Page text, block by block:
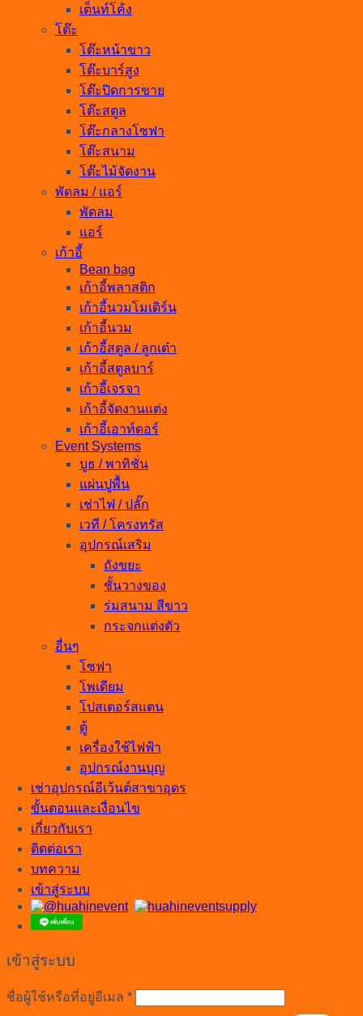
เต็นท์โค้ง
โต๊ะ
โต๊ะหน้าขาว
โต๊ะบาร์สูง
โต๊ะปิดการขาย
โต๊ะสตูล
โต๊ะกลางโซฟา
โต๊ะสนาม
โต๊ะไม้จัดงาน
พัดลม / แอร์
พัดลม
แอร์
เก้าอี้
Bean bag
เก้าอี้พลาสติก
เก้าอี้นวมโมเดิร์น
เก้าอี้นวม
เก้าอี้สตูล / ลูกเต๋า
เก้าอี้สตูลบาร์
เก้าอี้เจรจา
เก้าอี้จัดงานแต่ง
เก้าอี้เอาท์ดอร์
Event Systems
บูธ / พาทิชั่น
แผ่นปูพื้น
เช่าไฟ / ปลั๊ก
เวที / โครงทรัส
อุปกรณ์เสริม
ถังขยะ
ชั้นวางของ
ร่มสนาม สีขาว
กระจกแต่งตัว
อื่นๆ
โซฟา
โพเดียม
โปสเตอร์สแตน
ตู้
เครื่องใช้ไฟฟ้า
อุปกรณ์งานบุญ
เช่าอุปกรณ์อีเว้นต์สาขาอุดร
ขั้นตอนและเงื่อนไข
เกี่ยวกับเรา
ติดต่อเรา
บทความ
เข้าสู่ระบบ
เข้าสู่ระบบ
ชื่อผู้ใช้หรือที่อยู่อีเมล *ต้องการ